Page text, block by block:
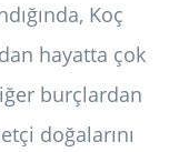
Koç
hayatta çok
burçlardan
doğalarını